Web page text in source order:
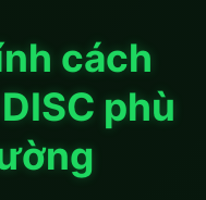
cách
phù